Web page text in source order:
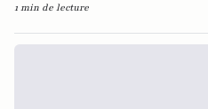
1 min de lecture